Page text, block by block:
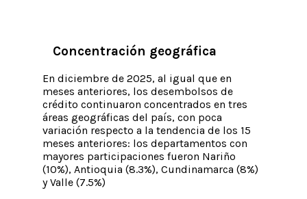
Concentración geográfica
En diciembre de 2025, al igual que en
meses anteriores, los desembolsos de
crédito continuaron concentrados en tres
áreas geográficas del país, con poca
variación respecto a la tendencia de los 15
meses anteriores: los departamentos con
mayores participaciones fueron Nariño
(10%), Antioquia (8.3%), Cundinamarca (8%)
y Valle (7.5%)